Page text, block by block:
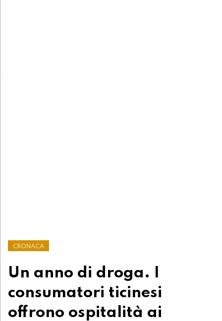
CRONACA
Un anno di droga. I
consumatori ticinesi
offrono ospitalità ai